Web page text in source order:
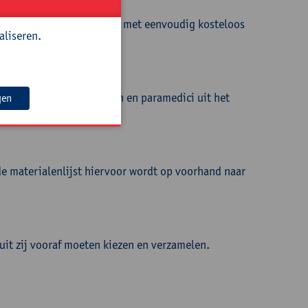
zintuiglijke voorwerpen met eenvoudig kosteloos
Ook zorgcoördinatoren en paramedici uit het
materialenlijst hiervoor wordt op voorhand naar
zij vooraf moeten kiezen en verzamelen.